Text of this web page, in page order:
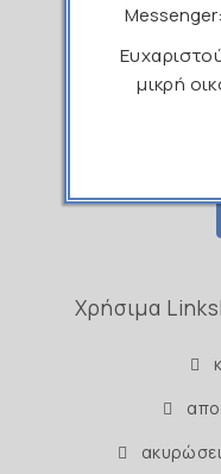
Χρήσιμα Links
Messenger:
μικρή